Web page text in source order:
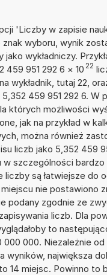
'Liczby w zapisie
wyboru, wynik
wykładniczy.
459 951 292 6 × 10 22
wykładnik, tutaj 22,
459 951 292 6. W
których możliwości
jak na przykład w
można również
liczb jako 5,352 459
w szczególności bardzo
liczby są łatwiejsze do
nie postawiono
podany zgodnie ze
liczb. Dla
to
000 000. Niezależnie
wyników, największa
14 miejsc. Powinno to